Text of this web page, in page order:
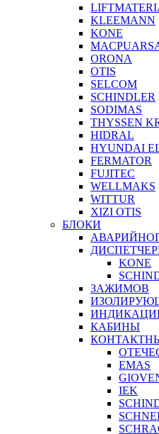
KLEEMANN
KONE
ORONA
OTIS
SELCOM
SCHINDLER
SODIMAS
THYSSEN
HIDRAL
HYUNDAI
FERMATOR
FUJITEC
WELLMAKS
WITTUR
XIZI OTIS
БЛОКИ
KONE
ЗАЖИМОВ
КАБИНЫ
EMAS
IEK